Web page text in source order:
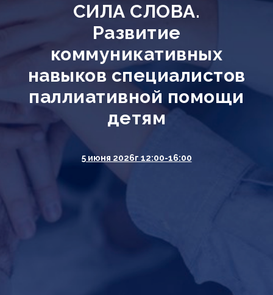
СИЛА СЛОВА.
Развитие
коммуникативных
навыков специалистов
паллиативной помощи
детям
5 июня 2026г 12:00-16:00